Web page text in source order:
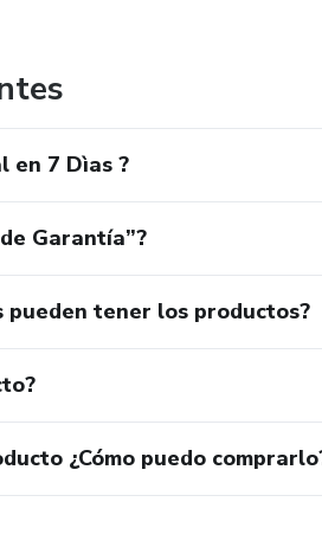
en 7 Dìas ?
Garantía”?
pueden tener los productos?
¿Cómo puedo